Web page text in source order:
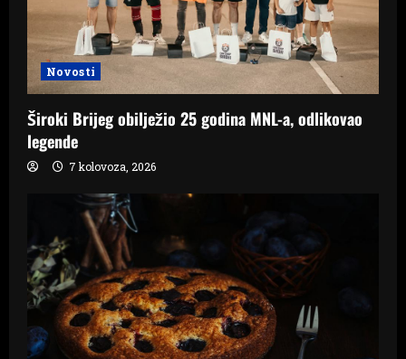
Novosti
Široki Brijeg obilježio 25 godina MNL-a, odlikovao
legende
7 kolovoza, 2026